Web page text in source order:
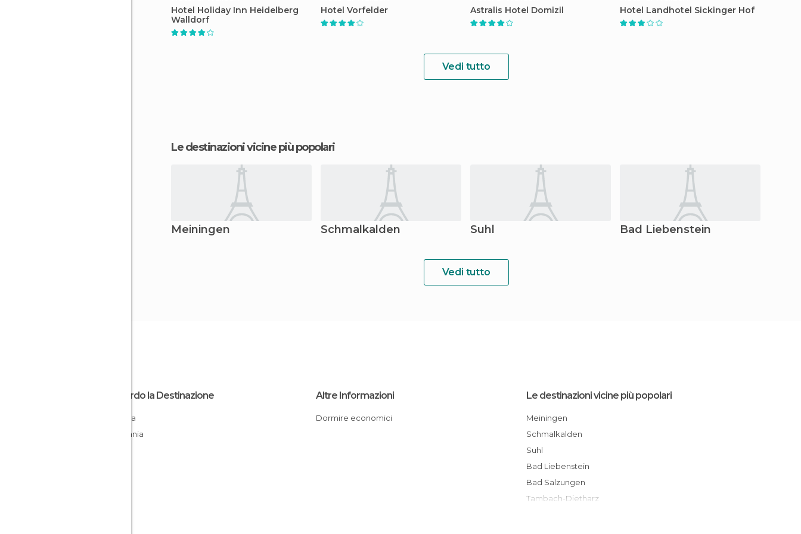
Hotel Holiday Inn Heidelberg
Walldorf
Hotel Vorfelder
Astralis Hotel Domizil
Hotel Landhotel Sickinger Hof
Vedi tutto
Le destinazioni vicine più popolari
Meiningen Schmalkalden Suhl Bad Liebenstein
Vedi tutto
Riguardo la Destinazione
Turingia
Germania
Altre Informazioni
Dormire economici
Le destinazioni vicine più popolari
Meiningen
Schmalkalden
Suhl
Bad Liebenstein
Bad Salzungen
Tambach-Dietharz